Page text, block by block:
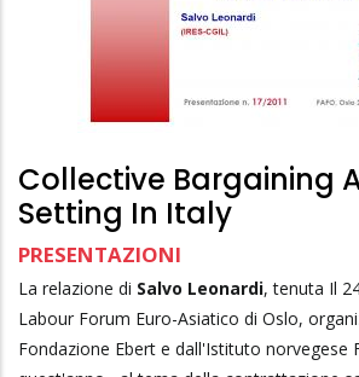
Collective Bargaining
Setting In Italy
PRESENTAZIONI
La relazione di Salvo Leonardi, tenuta Il
Labour Forum Euro-Asiatico di Oslo,
Fondazione Ebert e dall'Istituto norvegese